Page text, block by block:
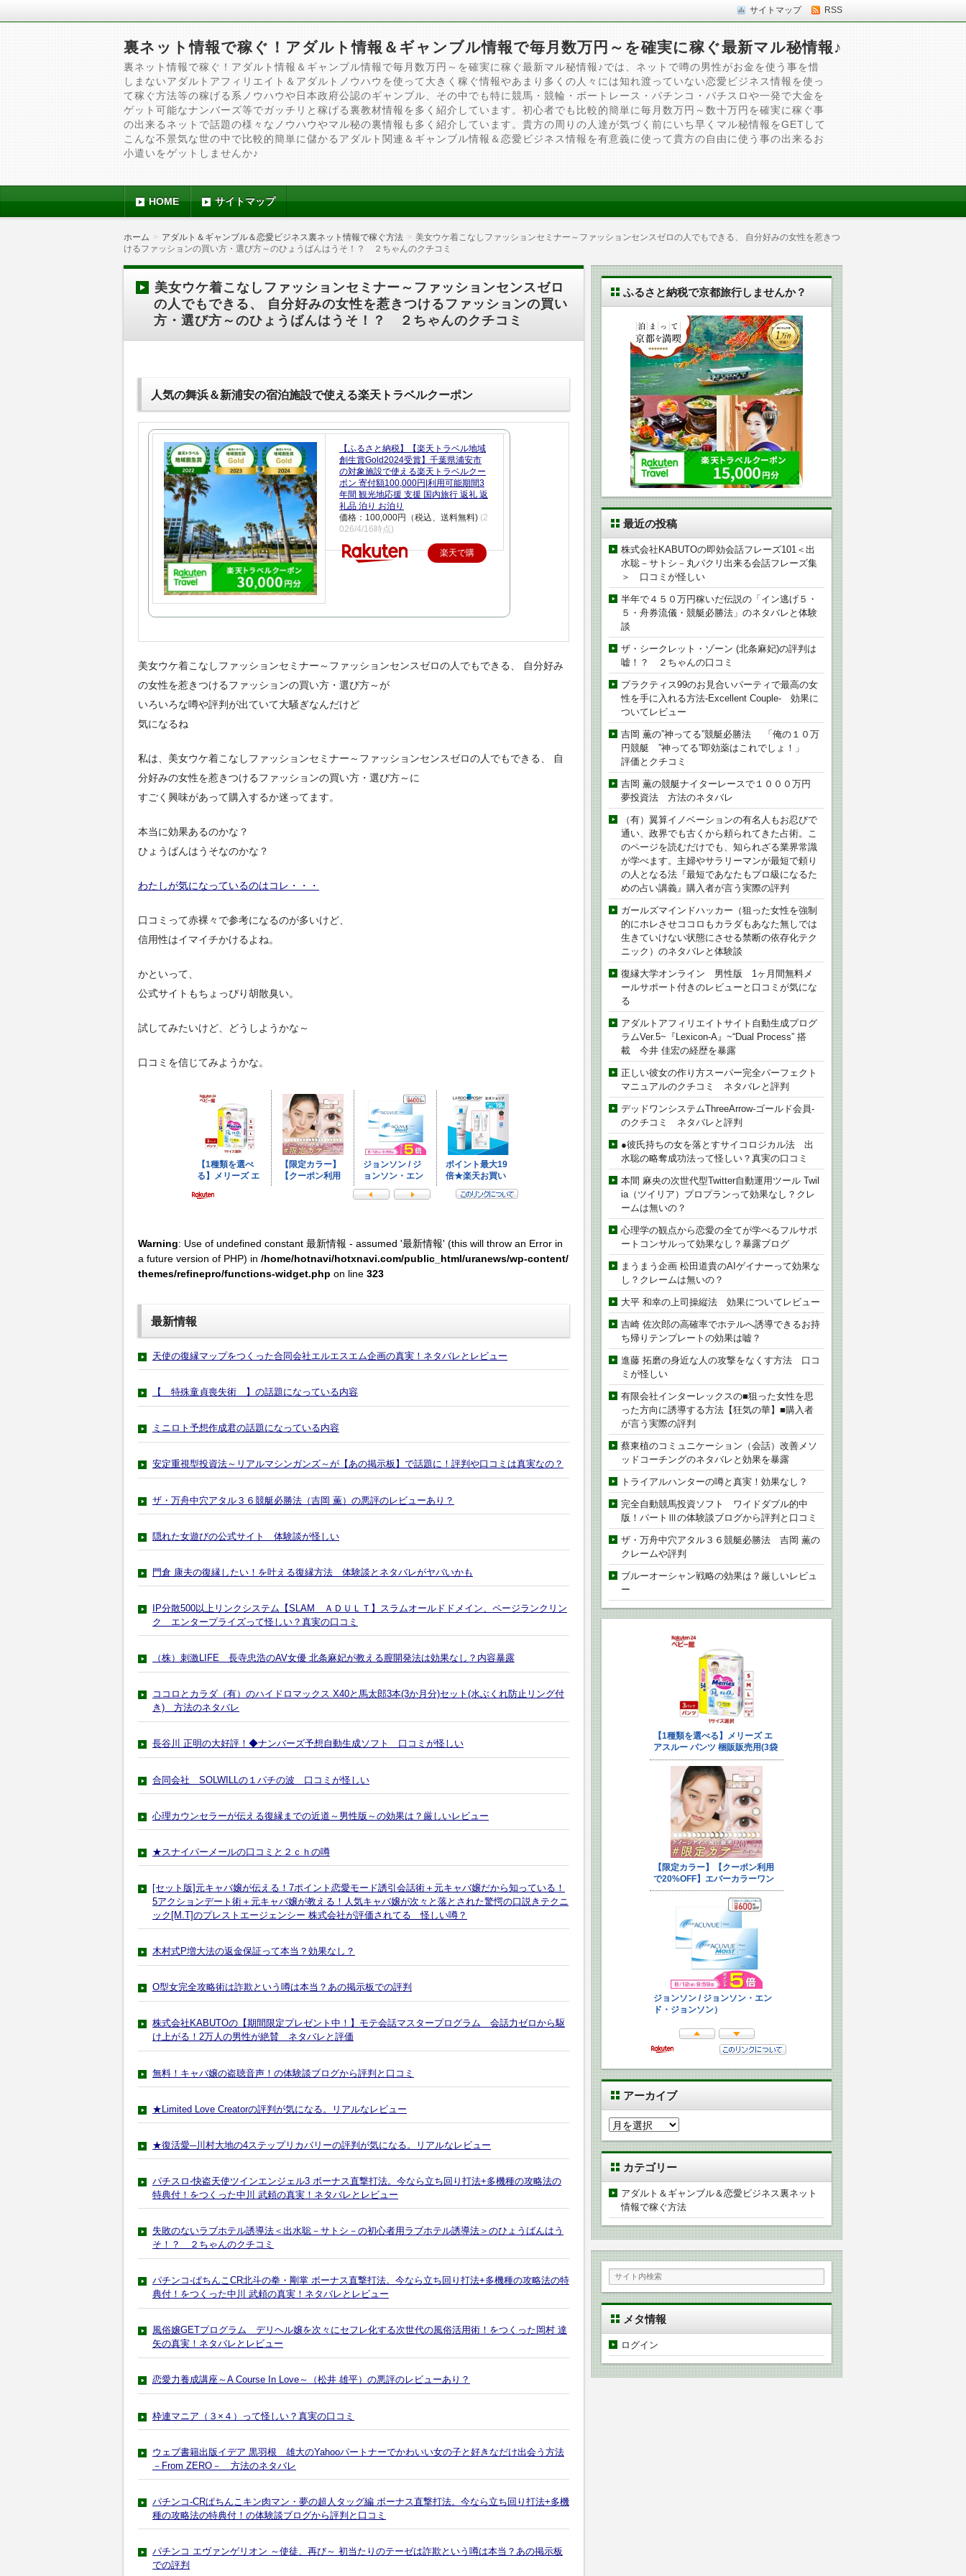
サイトマップ RSS
裏ネット情報で稼ぐ！アダルト情報＆ギャンブル情報で毎月数万円～を確実に稼ぐ最新マル秘情報♪
裏ネット情報で稼ぐ！アダルト情報＆ギャンブル情報で毎月数万円～を確実に稼ぐ最新マル秘情報♪では、ネットで噂の男性がお金を使う事を惜
しまないアダルトアフィリエイト＆アダルトノウハウを使って大きく稼ぐ情報やあまり多くの人々には知れ渡っていない恋愛ビジネス情報を使っ
て稼ぐ方法等の稼げる系ノウハウや日本政府公認のギャンブル、その中でも特に競馬・競輪・ボートレース・パチンコ・パチスロや一発で大金を
ゲット可能なナンバーズ等でガッチリと稼げる裏教材情報を多く紹介しています。初心者でも比較的簡単に毎月数万円～数十万円を確実に稼ぐ事
の出来るネットで話題の様々なノウハウやマル秘の裏情報も多く紹介しています。貴方の周りの人達が気づく前にいち早くマル秘情報をGETして
こんな不景気な世の中で比較的簡単に儲かるアダルト関連＆ギャンブル情報＆恋愛ビジネス情報を有意義に使って貴方の自由に使う事の出来るお
小遣いをゲットしませんか♪
HOME サイトマップ
ホーム アダルト＆ギャンブル＆恋愛ビジネス裏ネット情報で稼ぐ方法
美女ウケ着こなしファッションセミナー～ファッションセンスゼロの人でもできる、 自分好みの女性を惹きつ
けるファッションの買い方・選び方～のひょうばんはうそ！？ ２ちゃんのクチコミ
美女ウケ着こなしファッションセミナー～ファッションセンスゼロ
の人でもできる、 自分好みの女性を惹きつけるファッションの買い
方・選び方～のひょうばんはうそ！？ ２ちゃんのクチコミ
人気の舞浜＆新浦安の宿泊施設で使える楽天トラベルクーポン
【ふるさと納税】【楽天トラベル地域
創生賞Gold2024受賞】千葉県浦安市
の対象施設で使える楽天トラベルクー
ポン 寄付額100,000円|利用可能期間3
年間 観光地応援 支援 国内旅行 返礼 返
礼品 泊り お泊り
価格：100,000円（税込、送料無料) (2
026/4/16時点)
楽天で購
美女ウケ着こなしファッションセミナー～ファッションセンスゼロの人でもできる、 自分好み
の女性を惹きつけるファッションの買い方・選び方～が
いろいろな噂や評判が出ていて大騒ぎなんだけど
気になるね
私は、美女ウケ着こなしファッションセミナー～ファッションセンスゼロの人でもできる、 自
分好みの女性を惹きつけるファッションの買い方・選び方～に
すごく興味があって購入するか迷ってます。
本当に効果あるのかな？
ひょうばんはうそなのかな？
わたしが気になっているのはコレ・・・
口コミって赤裸々で参考になるのが多いけど、
信用性はイマイチかけるよね。
かといって、
公式サイトもちょっぴり胡散臭い。
試してみたいけど、どうしようかな～
口コミを信じてみようかな。
Warning: Use of undefined constant 最新情報 - assumed '最新情報' (this will throw an Error in
a future version of PHP) in /home/hotnavi/hotxnavi.com/public_html/uranews/wp-content/
themes/refinepro/functions-widget.php on line 323
最新情報
天使の復縁マップをつくった合同会社エルエスエム企画の真実！ネタバレとレビュー
【 特殊童貞喪失術 】の話題になっている内容
ミニロト予想作成君の話題になっている内容
安定重視型投資法～リアルマシンガンズ～が【あの掲示板】で話題に！評判や口コミは真実なの？
ザ・万舟中穴アタル３６競艇必勝法（吉岡 薫）の悪評のレビューあり？
隠れた女遊びの公式サイト 体験談が怪しい
門倉 康夫の復縁したい！を叶える復縁方法 体験談とネタバレがヤバいかも
IP分散500以上リンクシステム【SLAM ＡＤＵＬＴ】スラムオールドドメイン、ページランクリン
ク エンタープライズって怪しい？真実の口コミ
（株）刺激LIFE 長寺忠浩のAV女優 北条麻妃が教える膣開発法は効果なし？内容暴露
ココロとカラダ（有）のハイドロマックス X40と馬太郎3本(3か月分)セット(水ぶくれ防止リング付
き) 方法のネタバレ
長谷川 正明の大好評！◆ナンバーズ予想自動生成ソフト 口コミが怪しい
合同会社 SOLWILLの１パチの波 口コミが怪しい
心理カウンセラーが伝える復縁までの近道～男性版～の効果は？厳しいレビュー
★スナイパーメールの口コミと２ｃｈの噂
[セット版]元キャバ嬢が伝える！7ポイント恋愛モード誘引会話術＋元キャバ嬢だから知っている！
5アクションデート術＋元キャバ嬢が教える！人気キャバ嬢が次々と落とされた驚愕の口説きテクニ
ック[M.T]のプレストエージェンシー 株式会社が評価されてる 怪しい噂？
木村式P増大法の返金保証って本当？効果なし？
O型女完全攻略術は詐欺という噂は本当？あの掲示板での評判
株式会社KABUTOの【期間限定プレゼント中！】モテ会話マスタープログラム 会話力ゼロから駆
け上がる！2万人の男性が絶賛 ネタバレと評価
無料！キャバ嬢の盗聴音声！の体験談ブログから評判と口コミ
★Limited Love Creatorの評判が気になる。リアルなレビュー
★復活愛─川村大地の4ステップリカバリーの評判が気になる。リアルなレビュー
パチスロ-快盗天使ツインエンジェル3 ボーナス直撃打法。今なら立ち回り打法+多機種の攻略法の
特典付！をつくった中川 武頼の真実！ネタバレとレビュー
失敗のないラブホテル誘導法＜出水聡－サトシ－の初心者用ラブホテル誘導法＞のひょうばんはう
そ！？ ２ちゃんのクチコミ
パチンコ-ぱちんこCR北斗の拳・剛掌 ボーナス直撃打法。今なら立ち回り打法+多機種の攻略法の特
典付！をつくった中川 武頼の真実！ネタバレとレビュー
風俗嬢GETプログラム デリヘル嬢を次々にセフレ化する次世代の風俗活用術！をつくった岡村 達
矢の真実！ネタバレとレビュー
恋愛力養成講座～A Course In Love～（松井 雄平）の悪評のレビューあり？
枠連マニア（３×４）って怪しい？真実の口コミ
ウェブ書籍出版イデア 黒羽根 雄大のYahooパートナーでかわいい女の子と好きなだけ出会う方法
－From ZERO－ 方法のネタバレ
パチンコ-CRぱちんこキン肉マン・夢の超人タッグ編 ボーナス直撃打法。今なら立ち回り打法+多機
種の攻略法の特典付！の体験談ブログから評判と口コミ
パチンコ エヴァンゲリオン ～使徒、再び～ 初当たりのテーゼは詐欺という噂は本当？あの掲示板
での評判
ふるさと納税で京都旅行しませんか？
最近の投稿
株式会社KABUTOの即効会話フレーズ101＜出
水聡－サトシ－丸パクリ出来る会話フレーズ集
＞ 口コミが怪しい
半年で４５０万円稼いだ伝説の「イン逃げ５・
５・舟券流儀・競艇必勝法」のネタバレと体験
談
ザ・シークレット・ゾーン (北条麻妃)の評判は
嘘！？ ２ちゃんの口コミ
プラクティス99のお見合いパーティで最高の女
性を手に入れる方法-Excellent Couple- 効果に
ついてレビュー
吉岡 薫の”神ってる”競艇必勝法 「俺の１０万
円競艇 ”神ってる”即効薬はこれでしょ！」
評価とクチコミ
吉岡 薫の競艇ナイターレースで１０００万円
夢投資法 方法のネタバレ
（有）翼算イノベーションの有名人もお忍びで
通い、政界でも古くから頼られてきた占術。こ
のページを読むだけでも、知られざる業界常識
が学べます。主婦やサラリーマンが最短で頼り
の人となる法『最短であなたもプロ級になるた
めの占い講義』購入者が言う実際の評判
ガールズマインドハッカー（狙った女性を強制
的にホレさせココロもカラダもあなた無しでは
生きていけない状態にさせる禁断の依存化テク
ニック）のネタバレと体験談
復縁大学オンライン 男性版 1ヶ月間無料メ
ールサポート付きのレビューと口コミが気にな
る
アダルトアフィリエイトサイト自動生成プログ
ラムVer.5~『Lexicon-A』~“Dual Process” 搭
載 今井 佳宏の経歴を暴露
正しい彼女の作り方スーパー完全パーフェクト
マニュアルのクチコミ ネタバレと評判
デッドワンシステムThreeArrow-ゴールド会員-
のクチコミ ネタバレと評判
●彼氏持ちの女を落とすサイコロジカル法 出
水聡の略奪成功法って怪しい？真実の口コミ
本間 麻央の次世代型Twitter自動運用ツール Twil
ia（ツイリア）プロプランって効果なし？クレ
ームは無いの？
心理学の観点から恋愛の全てが学べるフルサポ
ートコンサルって効果なし？暴露ブログ
まうまう企画 松田道貴のAIゲイナーって効果な
し？クレームは無いの？
大平 和幸の上司操縦法 効果についてレビュー
吉崎 佐次郎の高確率でホテルへ誘導できるお持
ち帰りテンプレートの効果は嘘？
進藤 拓磨の身近な人の攻撃をなくす方法 口コ
ミが怪しい
有限会社インターレックスの■狙った女性を思
った方向に誘導する方法【狂気の華】■購入者
が言う実際の評判
蔡東植のコミュニケーション（会話）改善メソ
ッドコーチングのネタバレと効果を暴露
トライアルハンターの噂と真実！効果なし？
完全自動競馬投資ソフト ワイドダブル的中
版！パートⅢの体験談ブログから評判と口コミ
ザ・万舟中穴アタル３６競艇必勝法 吉岡 薫の
クレームや評判
ブルーオーシャン戦略の効果は？厳しいレビュ
ー
アーカイブ
ア
ー
カ
イ
ブ
カテゴリー
アダルト＆ギャンブル＆恋愛ビジネス裏ネット
情報で稼ぐ方法
メタ情報
ログイン